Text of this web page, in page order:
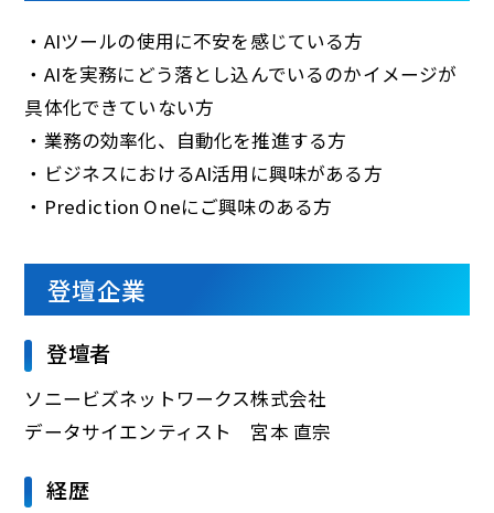
・AIツールの使用に不安を感じている方
・AIを実務にどう落とし込んでいるのかイメージが
具体化できていない方
・業務の効率化、自動化を推進する方
・ビジネスにおけるAI活用に興味がある方
・Prediction Oneにご興味のある方
登壇企業
登壇者
ソニービズネットワークス株式会社
データサイエンティスト 宮本 直宗
経歴